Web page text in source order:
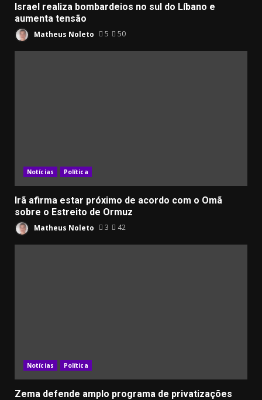
Israel realiza bombardeios no sul do Líbano e
aumenta tensão
Matheus Noleto 5 50
Notícias Política
Irã afirma estar próximo de acordo com o Omã
sobre o Estreito de Ormuz
Matheus Noleto 3 42
Notícias Política
Zema defende amplo programa de privatizações